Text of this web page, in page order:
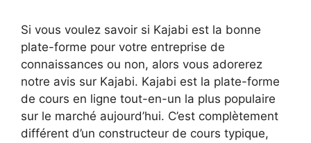
Si vous voulez savoir si Kajabi est la bonne
plate-forme pour votre entreprise de
connaissances ou non, alors vous adorerez
notre avis sur Kajabi. Kajabi est la plate-forme
de cours en ligne tout-en-un la plus populaire
sur le marché aujourd’hui. C’est complètement
différent d’un constructeur de cours typique,